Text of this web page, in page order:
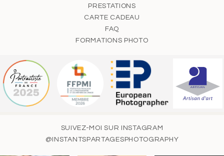
PRESTATIONS
CARTE CADEAU
FAQ
FORMATIONS PHOTO
SUIVEZ-MOI SUR INSTAGRAM
@INSTANTSPARTAGESPHOTOGRAPHY